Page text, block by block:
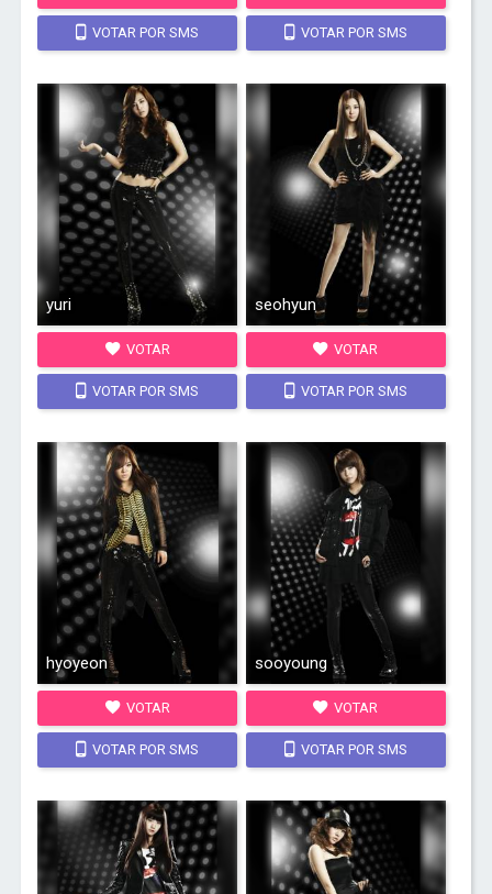
VOTAR POR SMS VOTAR POR SMS
yuri
VOTAR
VOTAR POR SMS
seohyun
VOTAR
VOTAR POR SMS
hyoyeon
VOTAR
VOTAR POR SMS
sooyoung
VOTAR
VOTAR POR SMS